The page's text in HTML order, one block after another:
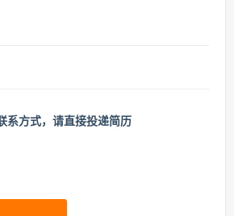
系方式，请直接投递简历